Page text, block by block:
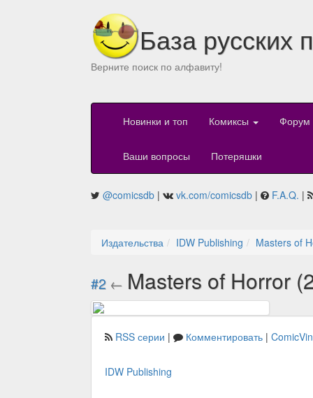
База русских
Верните поиск по алфавиту!
Новинки и топ Комиксы Форум
Ваши вопросы Потеряшки
@comicsdb | vk.com/comicsdb | F.A.Q. |
Издательства IDW Publishing Masters of
#2 ← Masters of Horror
RSS серии | Комментировать |
IDW Publishing